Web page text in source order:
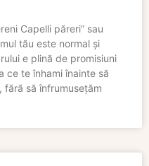
Capelli păreri” sau
tău este normal și
e plină de promisiuni
ce te înhami înainte să
să înfrumusețăm